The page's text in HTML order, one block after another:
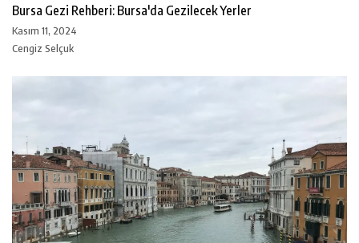
Bursa Gezi Rehberi: Bursa'da Gezilecek Yerler
Kasım 11, 2024
Cengiz Selçuk